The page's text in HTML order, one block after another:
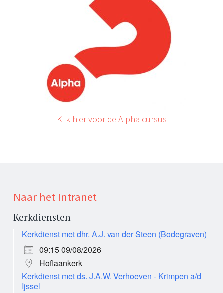
Klik hier voor de Alpha cursus
Naar het Intranet
Kerkdiensten
Kerkdienst met dhr. A.J. van der Steen (Bodegraven)
09:15 09/08/2026
Hoflaankerk
Kerkdienst met ds. J.A.W. Verhoeven - Krimpen a/d
Ijssel